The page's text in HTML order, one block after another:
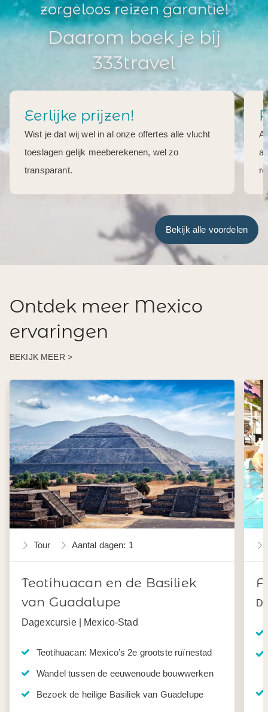
zorgeloos reizen garantie!
Daarom boek je bij
333travel
Eerlijke prijzen!
Wist je dat wij wel in al onze offertes alle vlucht
toeslagen gelijk meeberekenen, wel zo
transparant.
Bekijk alle voordelen
Ontdek meer Mexico
ervaringen
BEKIJK MEER >
Tour Aantal dagen: 1
Teotihuacan en de Basiliek
van Guadalupe
Dagexcursie | Mexico-Stad
Teotihuacan: Mexico’s 2e grootste ruïnestad
Wandel tussen de eeuwenoude bouwwerken
Bezoek de heilige Basiliek van Guadelupe